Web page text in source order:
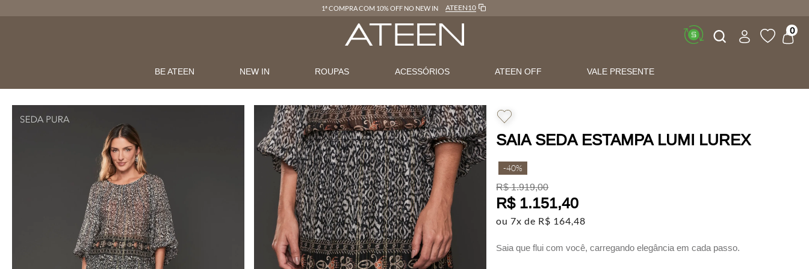
1ª COMPRA COM 10% OFF NO NEW IN ATEEN10
Buscar 0
BE ATEEN NEW IN ROUPAS ACESSÓRIOS ATEEN OFF VALE PRESENTE
SAIA SEDA ESTAMPA LUMI LUREX
-40%
R$ 1.919,00
R$ 1.151,40
ou7x de R$ 164,48
Saia que flui com você, carregando elegância em cada passo.